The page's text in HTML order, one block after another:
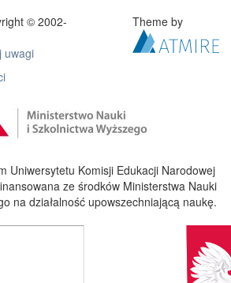
© 2002-
uwagi
Theme by
Uniwersytetu Komisji Edukacji Narodowej
ze środków Ministerstwa Nauki
na działalność upowszechniającą naukę.